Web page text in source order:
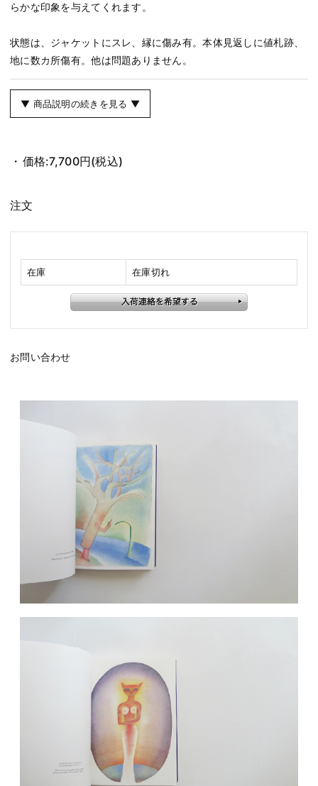
らかな印象を与えてくれます。
状態は、ジャケットにスレ、縁に傷み有。本体見返しに値札跡、
地に数カ所傷有。他は問題ありません。
▼ 商品説明の続きを見る ▼
価格:7,700円(税込)
注文
在庫 在庫切れ
お問い合わせ